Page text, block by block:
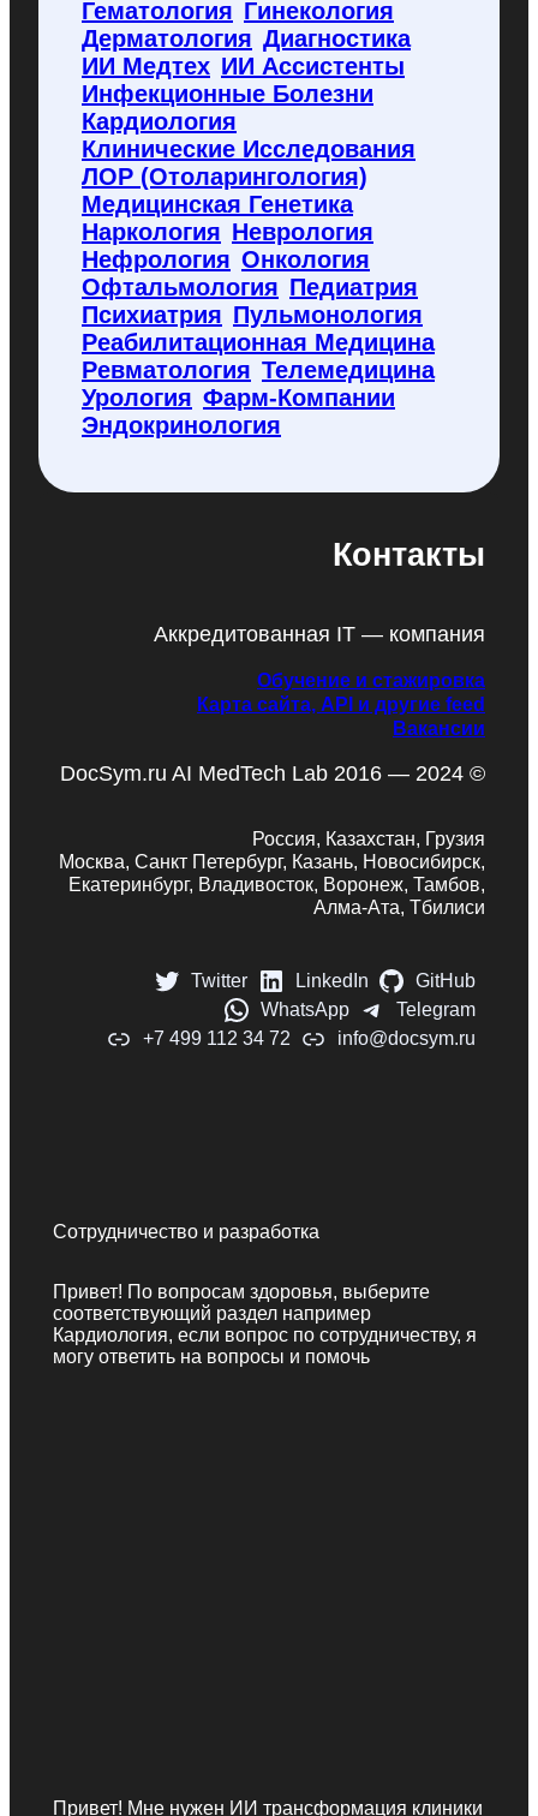
Гематология Гинекология
Дерматология Диагностика
ИИ Медтех ИИ Ассистенты
Инфекционные Болезни
Кардиология
Клинические Исследования
ЛОР (отоларингология)
Медицинская Генетика
Наркология Неврология
Нефрология Онкология
Офтальмология Педиатрия
Психиатрия Пульмонология
Реабилитационная Медицина
Ревматология Телемедицина
Урология Фарм-Компании
Эндокринология
Контакты
Аккредитованная IT — компания
Обучение и стажировка
Карта сайта, API и другие feed
Вакансии
DocSym.ru AI MedTech Lab 2016 — 2024 ©
Россия, Казахстан, Грузия
Москва, Санкт Петербург, Казань, Новосибирск,
Екатеринбург, Владивосток, Воронеж, Тамбов,
Алма-Ата, Тбилиси
Twitter LinkedIn
GitHub
WhatsApp
Telegram
+7 499 112 34 72
info@docsym.ru
Сотрудничество и разработка
Привет! По вопросам здоровья, выберите
соответствующий раздел например
Кардиология, если вопрос по сотрудничеству, я
могу ответить на вопросы и помочь
Привет! Мне нужен ИИ трансформация клиники